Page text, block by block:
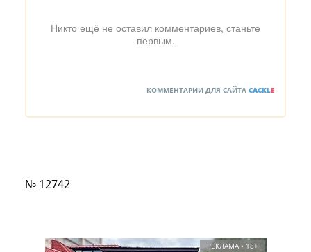
Никто ещё не оставил комментариев, станьте
первым.
КОММЕНТАРИИ ДЛЯ САЙТА CACKLE
№ 12742
РЕКЛАМА • 18+